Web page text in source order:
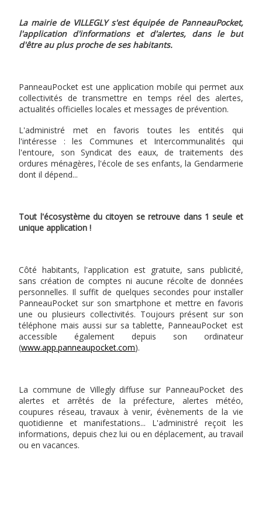
La mairie de VILLEGLY s'est équipée de PanneauPocket,
l'application d'informations et d'alertes, dans le but
d'être au plus proche de ses habitants.
PanneauPocket est une application mobile qui permet aux
collectivités de transmettre en temps réel des alertes,
actualités officielles locales et messages de prévention.
L'administré met en favoris toutes les entités qui
l'intéresse : les Communes et Intercommunalités qui
l'entoure, son Syndicat des eaux, de traitements des
ordures ménagères, l'école de ses enfants, la Gendarmerie
dont il dépend...
Tout l'écosystème du citoyen se retrouve dans 1 seule et
unique application !
Côté habitants, l'application est gratuite, sans publicité,
sans création de comptes ni aucune récolte de données
personnelles. Il suffit de quelques secondes pour installer
PanneauPocket sur son smartphone et mettre en favoris
une ou plusieurs collectivités. Toujours présent sur son
téléphone mais aussi sur sa tablette, PanneauPocket est
accessible également depuis son ordinateur
(www.app.panneaupocket.com).
La commune de Villegly diffuse sur PanneauPocket des
alertes et arrêtés de la préfecture, alertes météo,
coupures réseau, travaux à venir, évènements de la vie
quotidienne et manifestations... L'administré reçoit les
informations, depuis chez lui ou en déplacement, au travail
ou en vacances.